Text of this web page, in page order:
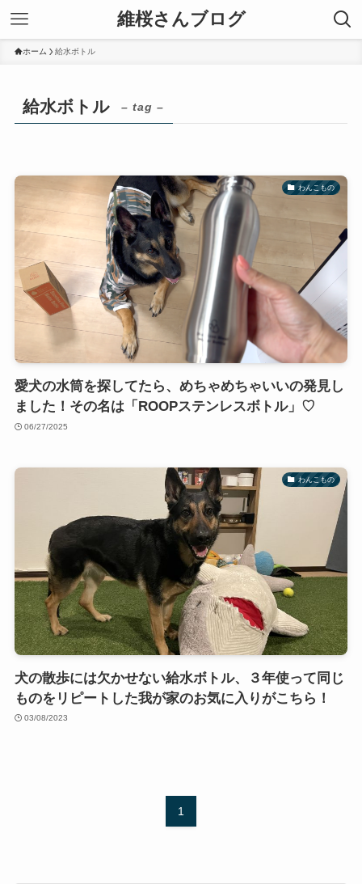
維桜さんブログ
ホーム 給水ボトル
給水ボトル – tag –
わんこもの
愛犬の水筒を探してたら、めちゃめちゃいいの発見し
ました！その名は「ROOPステンレスボトル」♡
06/27/2025
わんこもの
犬の散歩には欠かせない給水ボトル、３年使って同じ
ものをリピートした我が家のお気に入りがこちら！
03/08/2023
1